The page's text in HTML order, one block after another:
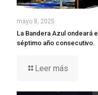
mayo 8, 2025
La Bandera Azul ondeará
séptimo año consecutivo.
Leer más